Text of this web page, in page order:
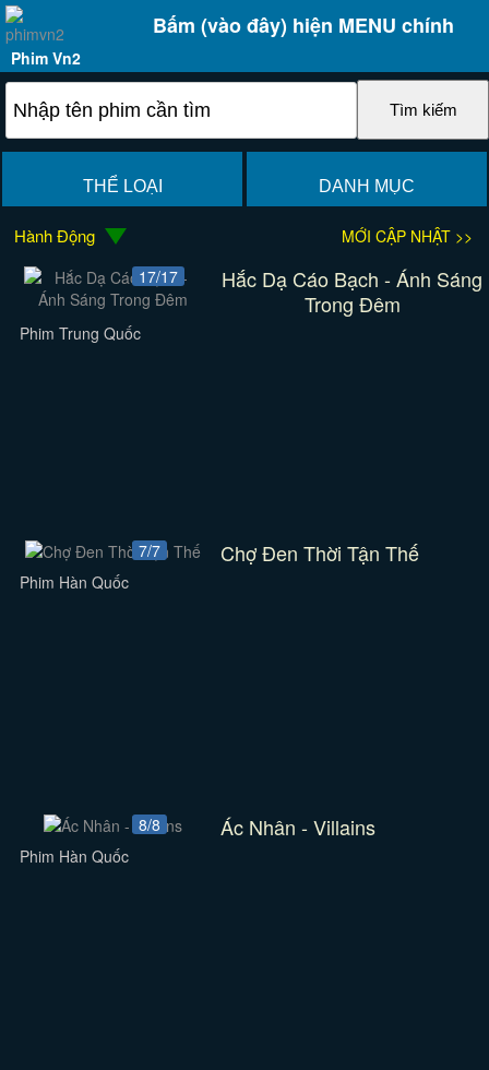
Bấm (vào đây) hiện MENU chính
Phim Vn2
THỂ LOẠI DANH MỤC
Hành Động
MỚI CẬP NHẬT >>
17/17
Hắc Dạ Cáo Bạch - Ánh Sáng
Trong Đêm
Phim Trung Quốc
7/7 Chợ Đen Thời Tận Thế
Phim Hàn Quốc
8/8 Ác Nhân - Villains
Phim Hàn Quốc